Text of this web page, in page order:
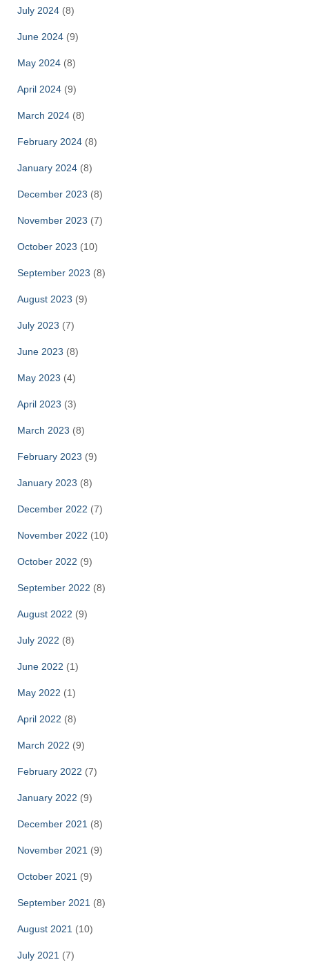
July 2024 (8)
June 2024 (9)
May 2024 (8)
April 2024 (9)
March 2024 (8)
February 2024 (8)
January 2024 (8)
December 2023 (8)
November 2023 (7)
October 2023 (10)
September 2023 (8)
August 2023 (9)
July 2023 (7)
June 2023 (8)
May 2023 (4)
April 2023 (3)
March 2023 (8)
February 2023 (9)
January 2023 (8)
December 2022 (7)
November 2022 (10)
October 2022 (9)
September 2022 (8)
August 2022 (9)
July 2022 (8)
June 2022 (1)
May 2022 (1)
April 2022 (8)
March 2022 (9)
February 2022 (7)
January 2022 (9)
December 2021 (8)
November 2021 (9)
October 2021 (9)
September 2021 (8)
August 2021 (10)
July 2021 (7)